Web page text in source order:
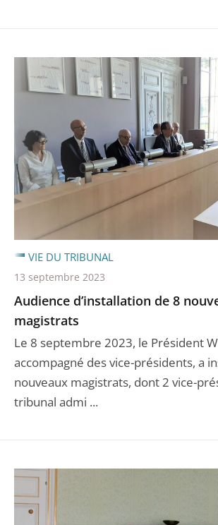
Audience d’installation de 8
magistrats
Le 8 septembre 2023, le Président
accompagné des vice-présidents, a
nouveaux magistrats, dont 2 vice-
tribunal admi ...
VIE DU TRIBUNAL
13 septembre 2023